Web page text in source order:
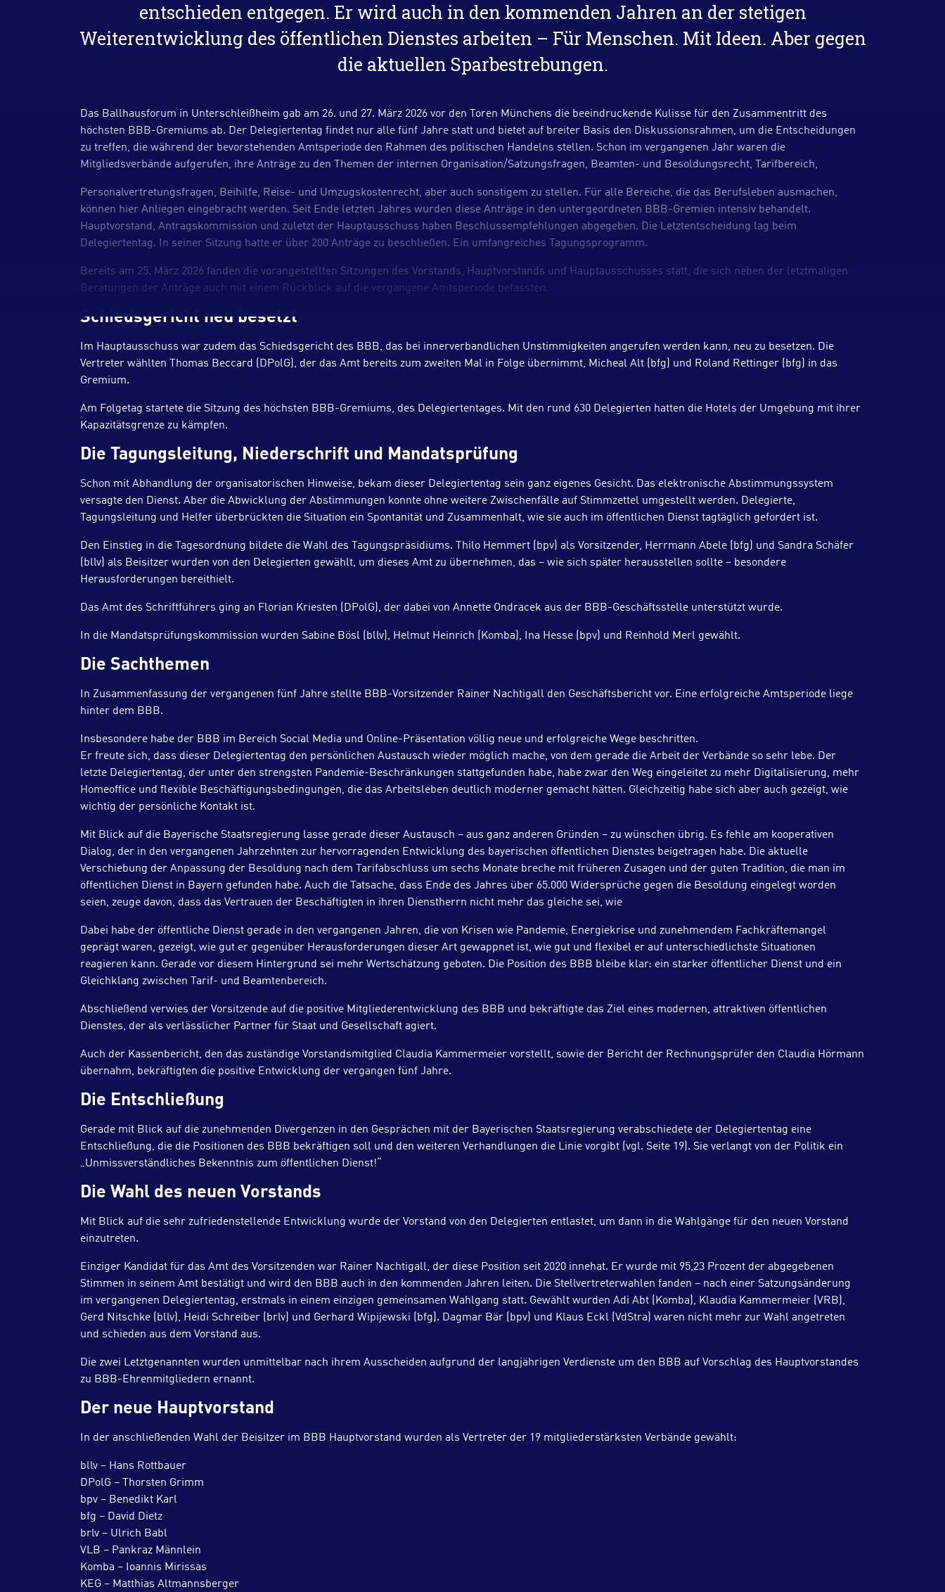
entschieden entgegen. Er wird auch in den kommenden Jahren an der stetigen
Weiterentwicklung des öffentlichen Dienstes arbeiten – Für Menschen. Mit Ideen. Aber gegen
die aktuellen Sparbestrebungen.
Das Ballhausforum in Unterschleißheim gab am 26. und 27. März 2026 vor den Toren Münchens die beeindruckende Kulisse für den Zusammentritt des
höchsten BBB-Gremiums ab. Der Delegiertentag findet nur alle fünf Jahre statt und bietet auf breiter Basis den Diskussionsrahmen, um die Entscheidungen
zu treffen, die während der bevorstehenden Amtsperiode den Rahmen des politischen Handelns stellen. Schon im vergangenen Jahr waren die
Mitgliedsverbände aufgerufen, ihre Anträge zu den Themen der internen Organisation/Satzungsfragen, Beamten- und Besoldungsrecht, Tarifbereich,
Personalvertretungsfragen, Beihilfe, Reise- und Umzugskostenrecht, aber auch sonstigem zu stellen. Für alle Bereiche, die das Berufsleben ausmachen,
können hier Anliegen eingebracht werden. Seit Ende letzten Jahres wurden diese Anträge in den untergeordneten BBB-Gremien intensiv behandelt.
Hauptvorstand, Antragskommission und zuletzt der Hauptausschuss haben Beschlussempfehlungen abgegeben. Die Letztentscheidung lag beim
Delegiertentag. In seiner Sitzung hatte er über 200 Anträge zu beschließen. Ein umfangreiches Tagungsprogramm.
Bereits am 25. März 2026 fanden die vorangestellten Sitzungen des Vorstands, Hauptvorstands und Hauptausschusses statt, die sich neben der letztmaligen
Beratungen der Anträge auch mit einem Rückblick auf die vergangene Amtsperiode befassten.
Schiedsgericht neu besetzt
Im Hauptausschuss war zudem das Schiedsgericht des BBB, das bei innerverbandlichen Unstimmigkeiten angerufen werden kann, neu zu besetzen. Die
Vertreter wählten Thomas Beccard (DPolG), der das Amt bereits zum zweiten Mal in Folge übernimmt, Micheal Alt (bfg) und Roland Rettinger (bfg) in das
Gremium.
Am Folgetag startete die Sitzung des höchsten BBB-Gremiums, des Delegiertentages. Mit den rund 630 Delegierten hatten die Hotels der Umgebung mit ihrer
Kapazitätsgrenze zu kämpfen.
Die Tagungsleitung, Niederschrift und Mandatsprüfung
Schon mit Abhandlung der organisatorischen Hinweise, bekam dieser Delegiertentag sein ganz eigenes Gesicht. Das elektronische Abstimmungssystem
versagte den Dienst. Aber die Abwicklung der Abstimmungen konnte ohne weitere Zwischenfälle auf Stimmzettel umgestellt werden. Delegierte,
Tagungsleitung und Helfer überbrückten die Situation ein Spontanität und Zusammenhalt, wie sie auch im öffentlichen Dienst tagtäglich gefordert ist.
Den Einstieg in die Tagesordnung bildete die Wahl des Tagungspräsidiums. Thilo Hemmert (bpv) als Vorsitzender, Herrmann Abele (bfg) und Sandra Schäfer
(bllv) als Beisitzer wurden von den Delegierten gewählt, um dieses Amt zu übernehmen, das – wie sich später herausstellen sollte – besondere
Herausforderungen bereithielt.
Das Amt des Schriftführers ging an Florian Kriesten (DPolG), der dabei von Annette Ondracek aus der BBB-Geschäftsstelle unterstützt wurde.
In die Mandatsprüfungskommission wurden Sabine Bösl (bllv), Helmut Heinrich (Komba), Ina Hesse (bpv) und Reinhold Merl gewählt.
Die Sachthemen
In Zusammenfassung der vergangenen fünf Jahre stellte BBB-Vorsitzender Rainer Nachtigall den Geschäftsbericht vor. Eine erfolgreiche Amtsperiode liege
hinter dem BBB.
Insbesondere habe der BBB im Bereich Social Media und Online-Präsentation völlig neue und erfolgreiche Wege beschritten.
Er freute sich, dass dieser Delegiertentag den persönlichen Austausch wieder möglich mache, von dem gerade die Arbeit der Verbände so sehr lebe. Der
letzte Delegiertentag, der unter den strengsten Pandemie-Beschränkungen stattgefunden habe, habe zwar den Weg eingeleitet zu mehr Digitalisierung, mehr
Homeoffice und flexible Beschäftigungsbedingungen, die das Arbeitsleben deutlich moderner gemacht hätten. Gleichzeitig habe sich aber auch gezeigt, wie
wichtig der persönliche Kontakt ist.
Mit Blick auf die Bayerische Staatsregierung lasse gerade dieser Austausch – aus ganz anderen Gründen – zu wünschen übrig. Es fehle am kooperativen
Dialog, der in den vergangenen Jahrzehnten zur hervorragenden Entwicklung des bayerischen öffentlichen Dienstes beigetragen habe. Die aktuelle
Verschiebung der Anpassung der Besoldung nach dem Tarifabschluss um sechs Monate breche mit früheren Zusagen und der guten Tradition, die man im
öffentlichen Dienst in Bayern gefunden habe. Auch die Tatsache, dass Ende des Jahres über 65.000 Widersprüche gegen die Besoldung eingelegt worden
seien, zeuge davon, dass das Vertrauen der Beschäftigten in ihren Dienstherrn nicht mehr das gleiche sei, wie
Dabei habe der öffentliche Dienst gerade in den vergangenen Jahren, die von Krisen wie Pandemie, Energiekrise und zunehmendem Fachkräftemangel
geprägt waren, gezeigt, wie gut er gegenüber Herausforderungen dieser Art gewappnet ist, wie gut und flexibel er auf unterschiedlichste Situationen
reagieren kann. Gerade vor diesem Hintergrund sei mehr Wertschätzung geboten. Die Position des BBB bleibe klar: ein starker öffentlicher Dienst und ein
Gleichklang zwischen Tarif- und Beamtenbereich.
Abschließend verwies der Vorsitzende auf die positive Mitgliederentwicklung des BBB und bekräftigte das Ziel eines modernen, attraktiven öffentlichen
Dienstes, der als verlässlicher Partner für Staat und Gesellschaft agiert.
Auch der Kassenbericht, den das zuständige Vorstandsmitglied Claudia Kammermeier vorstellt, sowie der Bericht der Rechnungsprüfer den Claudia Hörmann
übernahm, bekräftigten die positive Entwicklung der vergangen fünf Jahre.
Die Entschließung
Gerade mit Blick auf die zunehmenden Divergenzen in den Gesprächen mit der Bayerischen Staatsregierung verabschiedete der Delegiertentag eine
Entschließung, die die Positionen des BBB bekräftigen soll und den weiteren Verhandlungen die Linie vorgibt (vgl. Seite 19). Sie verlangt von der Politik ein
„Unmissverständliches Bekenntnis zum öffentlichen Dienst!“
Die Wahl des neuen Vorstands
Mit Blick auf die sehr zufriedenstellende Entwicklung wurde der Vorstand von den Delegierten entlastet, um dann in die Wahlgänge für den neuen Vorstand
einzutreten.
Einziger Kandidat für das Amt des Vorsitzenden war Rainer Nachtigall, der diese Position seit 2020 innehat. Er wurde mit 95,23 Prozent der abgegebenen
Stimmen in seinem Amt bestätigt und wird den BBB auch in den kommenden Jahren leiten. Die Stellvertreterwahlen fanden – nach einer Satzungsänderung
im vergangenen Delegiertentag, erstmals in einem einzigen gemeinsamen Wahlgang statt. Gewählt wurden Adi Abt (Komba), Klaudia Kammermeier (VRB),
Gerd Nitschke (bllv), Heidi Schreiber (brlv) und Gerhard Wipijewski (bfg). Dagmar Bär (bpv) und Klaus Eckl (VdStra) waren nicht mehr zur Wahl angetreten
und schieden aus dem Vorstand aus.
Die zwei Letztgenannten wurden unmittelbar nach ihrem Ausscheiden aufgrund der langjährigen Verdienste um den BBB auf Vorschlag des Hauptvorstandes
zu BBB-Ehrenmitgliedern ernannt.
Der neue Hauptvorstand
In der anschließenden Wahl der Beisitzer im BBB Hauptvorstand wurden als Vertreter der 19 mitgliederstärksten Verbände gewählt:
bllv – Hans Rottbauer
DPolG – Thorsten Grimm
bpv – Benedikt Karl
bfg – David Dietz
brlv – Ulrich Babl
VLB – Pankraz Männlein
Komba – Ioannis Mirissas
KEG – Matthias Altmannsberger